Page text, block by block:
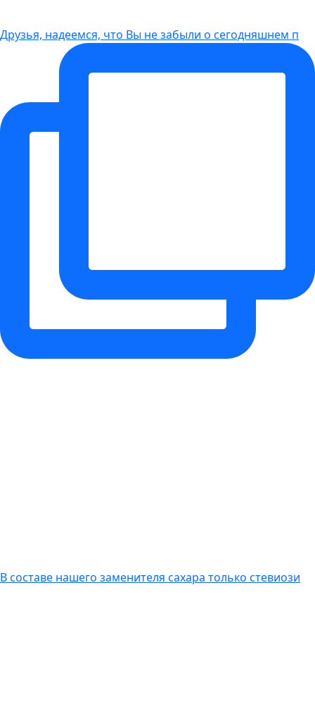
Друзья, надеемся, что Вы не забыли о сегодняшнем п
В составе нашего заменителя сахара только стевиози